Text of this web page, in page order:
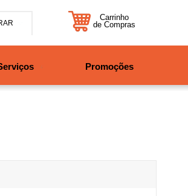
Carrinho
de Compras
Promoções